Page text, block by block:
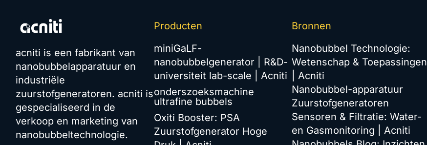
acniti is een fabrikant van
nanobubbelapparatuur en
industriële
zuurstofgeneratoren. acniti is
gespecialiseerd in de
verkoop en marketing van
nanobubbeltechnologie.
Producten
miniGaLF-
nanobubbelgenerator | R&D-
universiteit lab-scale | Acniti
onderszoeksmachine
ultrafine bubbels
Oxiti Booster: PSA
Zuurstofgenerator Hoge
Bronnen
Nanobubbel Technologie:
Wetenschap & Toepassingen
| Acniti
Nanobubbel-apparatuur
Zuurstofgeneratoren
Sensoren & Filtratie: Water-
en Gasmonitoring | Acniti